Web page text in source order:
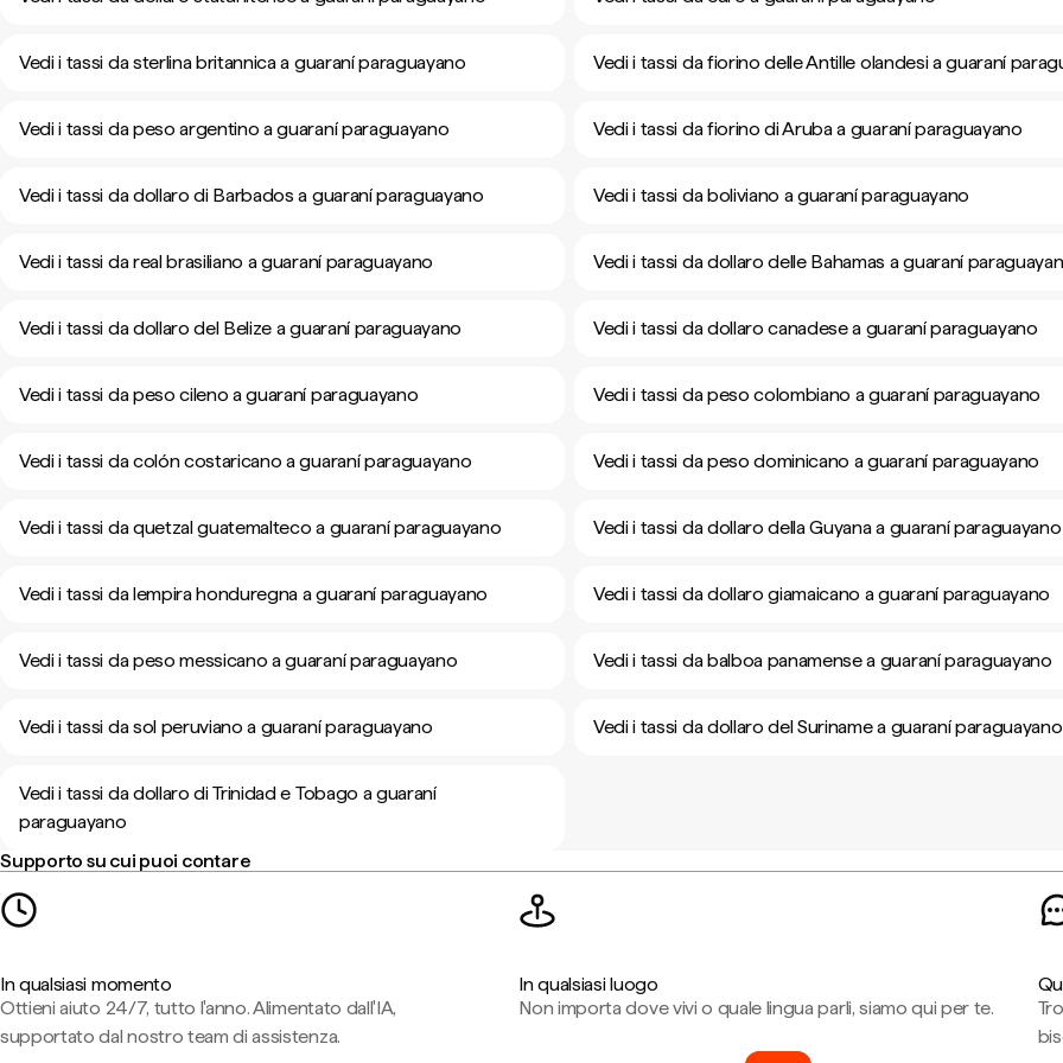
Vedi i tassi da sterlina britannica a guaraní paraguayano Vedi i tassi da fiorino delle Antille olandesi a guaraní
Vedi i tassi da peso argentino a guaraní paraguayano Vedi i tassi da fiorino di Aruba a guaraní paraguayano
Vedi i tassi da dollaro di Barbados a guaraní paraguayano Vedi i tassi da boliviano a guaraní paraguayano
Vedi i tassi da real brasiliano a guaraní paraguayano Vedi i tassi da dollaro delle Bahamas a guaraní
Vedi i tassi da dollaro del Belize a guaraní paraguayano Vedi i tassi da dollaro canadese a guaraní paraguayano
Vedi i tassi da peso cileno a guaraní paraguayano Vedi i tassi da peso colombiano a guaraní paraguayano
Vedi i tassi da colón costaricano a guaraní paraguayano Vedi i tassi da peso dominicano a guaraní paraguayano
Vedi i tassi da quetzal guatemalteco a guaraní paraguayano Vedi i tassi da dollaro della Guyana a guaraní paraguayano
Vedi i tassi da lempira honduregna a guaraní paraguayano Vedi i tassi da dollaro giamaicano a guaraní paraguayano
Vedi i tassi da peso messicano a guaraní paraguayano Vedi i tassi da balboa panamense a guaraní paraguayano
Vedi i tassi da sol peruviano a guaraní paraguayano Vedi i tassi da dollaro del Suriname a guaraní paraguayano
Vedi i tassi da dollaro di Trinidad e Tobago a guaraní
paraguayano
Supporto su cui puoi contare
In qualsiasi momento
Ottieni aiuto 24/7, tutto l'anno. Alimentato dall'IA,
supportato dal nostro team di assistenza.
In qualsiasi luogo
Non importa dove vivi o quale lingua parli, siamo qui per te.